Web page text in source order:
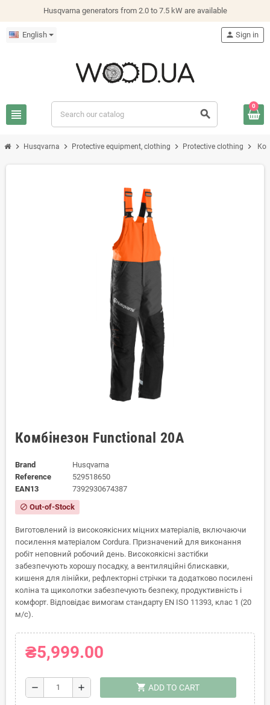
Husqvarna generators from 2.0 to 7.5 kW are available
English
view_headline search
person Sign in
0
chevron_right Husqvarna chevron_right Protective equipment, clothing chevron_right Protective clothing chevron_right
Комбінезон Functional 20A
Brand
Husqvarna
Reference
529518650
EAN13
7392930674387
block Out-of-Stock
Виготовлений із високоякісних міцних матеріалів, включаючи
посилення матеріалом Cordura. Призначений для виконання
робіт неповний робочий день. Високоякісні застібки
забезпечують хорошу посадку, а вентиляційні блискавки,
кишеня для лінійки, рефлекторні стрічки та додатково посилені
коліна та щиколотки забезпечують безпеку, продуктивність і
комфорт. Відповідає вимогам стандарту EN ISO 11393, клас 1 (20
м/с).
₴5,999.00
remove add shopping_cart ADD TO CART